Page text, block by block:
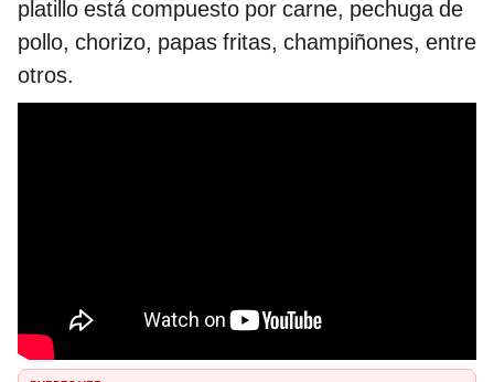
platillo está compuesto por carne, pechuga de
pollo, chorizo, papas fritas, champiñones, entre
otros.